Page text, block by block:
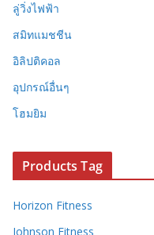
ลู่วิ่งไฟฟ้า
สมิทแมชชีน
อิลิปติคอล
อุปกรณ์อื่นๆ
โฮมยิม
Products Tag
Horizon Fitness
Johnson Fitness